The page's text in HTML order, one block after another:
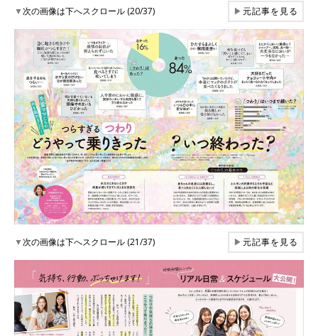
▼次の画像は下へスクロール (20/37) ▶元記事を見る
▼次の画像は下へスクロール (21/37) ▶元記事を見る